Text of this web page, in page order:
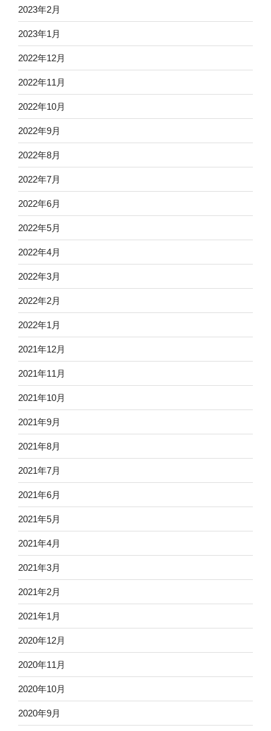
2023年2月
2023年1月
2022年12月
2022年11月
2022年10月
2022年9月
2022年8月
2022年7月
2022年6月
2022年5月
2022年4月
2022年3月
2022年2月
2022年1月
2021年12月
2021年11月
2021年10月
2021年9月
2021年8月
2021年7月
2021年6月
2021年5月
2021年4月
2021年3月
2021年2月
2021年1月
2020年12月
2020年11月
2020年10月
2020年9月